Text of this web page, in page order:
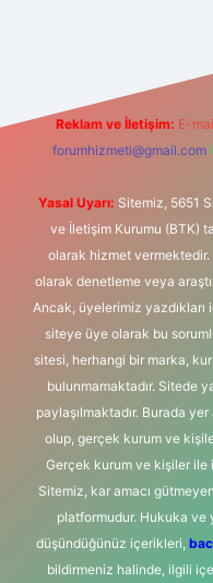
Reklam ve İletişim: E-
forumhizmeti@gmail.com
Yasal Uyarı: Sitemiz, 5651
ve İletişim Kurumu (BTK)
olarak hizmet
olarak denetleme veya
Ancak, üyelerimiz
siteye üye olarak bu
sitesi, herhangi bir marka,
bulunmamaktadır. Sitede
paylaşılmaktadır. Burada
olup, gerçek kurum ve
Gerçek kurum ve kişiler ile
Sitemiz, kar amacı
platformudur. Hukuka ve
düşündüğünüz içerikleri,
bildirmeniz halinde, ilgili